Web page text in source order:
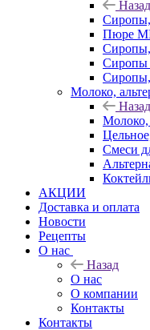
Назад
Пюре
Сиропы
Молоко,
Назад
Молоко,
Смеси
АКЦИИ
Доставка и оплата
Новости
Рецепты
О нас
Назад
О нас
О компании
Контакты
Контакты